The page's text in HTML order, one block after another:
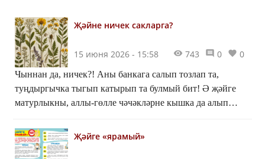
Җәйне ничек сакларга?
15 июня 2026 - 15:58 743 0 0
Чыннан да, ничек?! Аны банкага салып тозлап та,
туңдыргычка тыгып катырып та булмый бит! Ә җәйге
матурлыкны, аллы-гөлле чәчәкләрне кышка да алып
гербарий ясарга өйрән! Ул – җәйне саклауның иң кулай
ысулы.
Җәйге «ярамый»